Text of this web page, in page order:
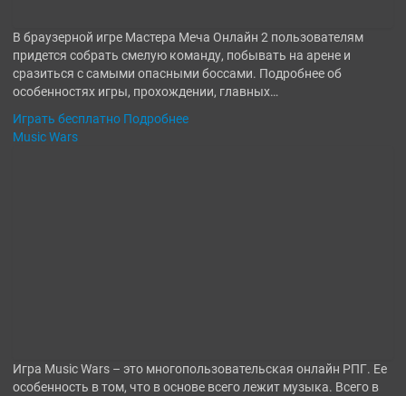
В браузерной игре Мастера Меча Онлайн 2 пользователям
придется собрать смелую команду, побывать на арене и
сразиться с самыми опасными боссами. Подробнее об
особенностях игры, прохождении, главных…
Играть бесплатно Подробнее
Music Wars
Игра Music Wars – это многопользовательская онлайн РПГ. Ее
особенность в том, что в основе всего лежит музыка. Всего в